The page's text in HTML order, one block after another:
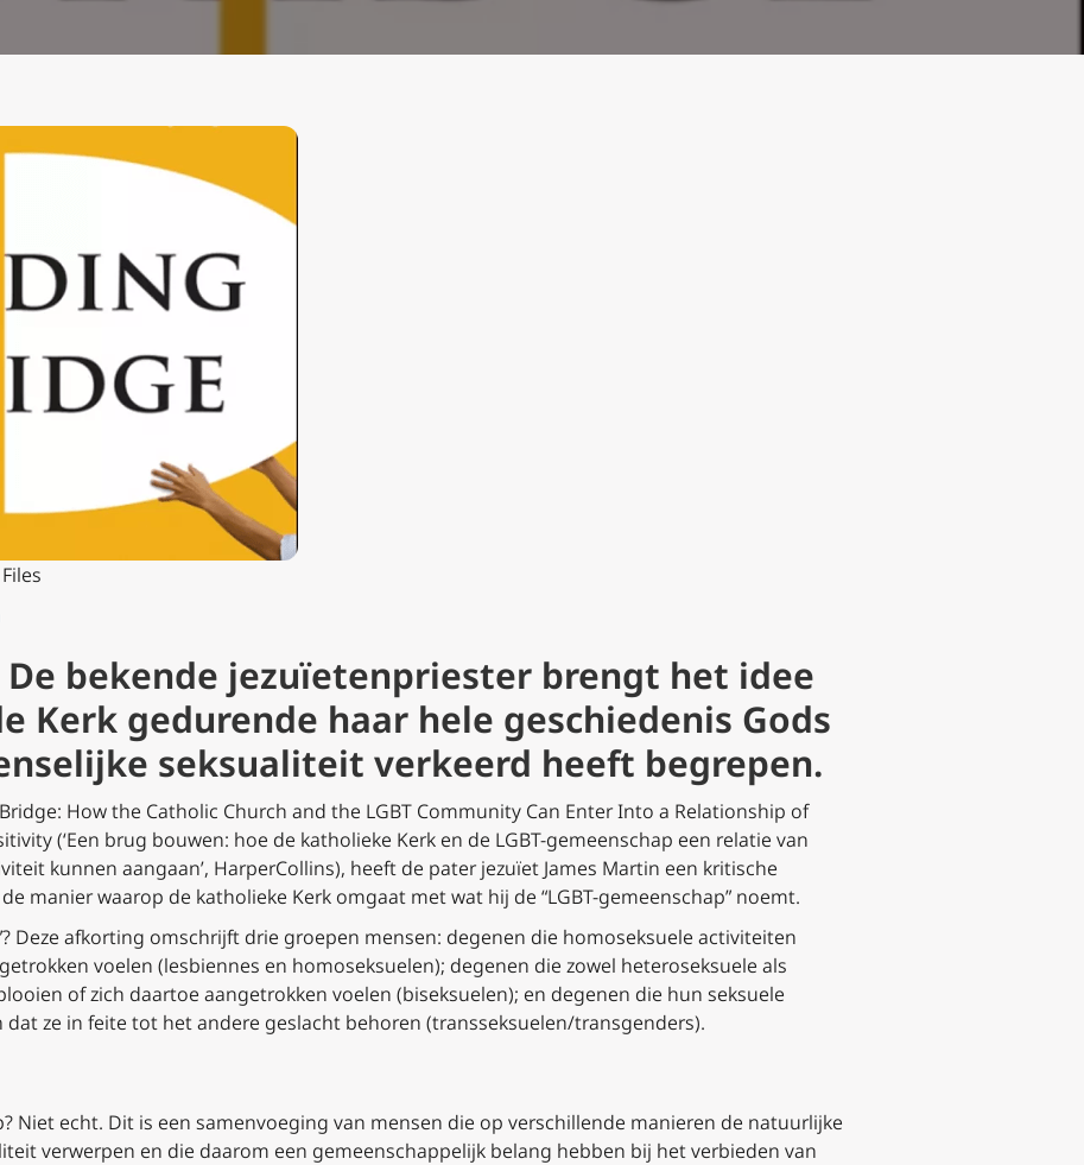
De bekende jezuïetenpriester brengt het idee
Kerk gedurende haar hele geschiedenis Gods
seksualiteit verkeerd heeft begrepen.
How the Catholic Church and the LGBT Community Can Enter Into a Relationship of
(‘Een brug bouwen: hoe de katholieke Kerk en de LGBT-gemeenschap een relatie van
kunnen aangaan’, HarperCollins), heeft de pater jezuïet James Martin een kritische
manier waarop de katholieke Kerk omgaat met wat hij de “LGBT-gemeenschap” noemt.
Deze afkorting omschrijft drie groepen mensen: degenen die homoseksuele activiteiten
voelen (lesbiennes en homoseksuelen); degenen die zowel heteroseksuele als
of zich daartoe aangetrokken voelen (biseksuelen); en degenen die hun seksuele
ze in feite tot het andere geslacht behoren (transseksuelen/transgenders).
Niet echt. Dit is een samenvoeging van mensen die op verschillende manieren de natuurlijke
verwerpen en die daarom een gemeenschappelijk belang hebben bij het verbieden van